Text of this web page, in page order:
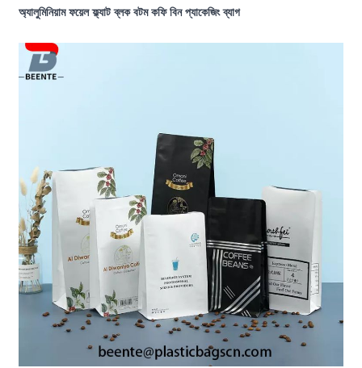
অ্যালুমিনিয়াম ফয়েল ফ্ল্যাট ব্লক বটম কফি বিন প্যাকেজিং ব্যাগ